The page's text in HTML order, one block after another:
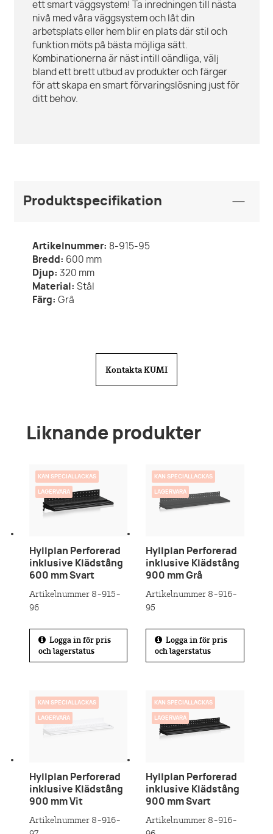
ett smart väggsystem! Ta inredningen till nästa
nivå med våra väggsystem och låt din
arbetsplats eller hem blir en plats där stil och
funktion möts på bästa möjliga sätt.
Kombinationerna är näst intill oändliga, välj
bland ett brett utbud av produkter och färger
för att skapa en smart förvaringslösning just för
ditt behov.
Produktspecifikation
Artikelnummer: 8-915-95
Bredd: 600 mm
Djup: 320 mm
Material: Stål
Färg: Grå
Kontakta KUMI
Liknande produkter
KAN SPECIALLACKAS
LAGERVARA
Hyllplan Perforerad
inklusive Klädstång
600 mm Svart
Artikelnummer 8-915-
96
Logga in för pris
och lagerstatus
KAN SPECIALLACKAS
LAGERVARA
Hyllplan Perforerad
inklusive Klädstång
900 mm Grå
Artikelnummer 8-916-
95
Logga in för pris
och lagerstatus
KAN SPECIALLACKAS
LAGERVARA
Hyllplan Perforerad
inklusive Klädstång
900 mm Vit
Artikelnummer 8-916-
KAN SPECIALLACKAS
LAGERVARA
Hyllplan Perforerad
inklusive Klädstång
900 mm Svart
Artikelnummer 8-916-